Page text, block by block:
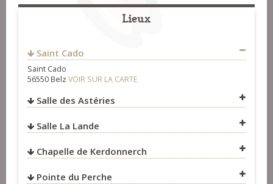
http://vannesfreechapter.org/
Fest-Noz et Fest-Deiz
Lieux
Saint Cado
Saint Cado
56550 Belz VOIR SUR LA CARTE
Salle des Astéries
VOIR SUR LA CARTE
Salle La Lande
VOIR SUR LA CARTE
Chapelle de Kerdonnerch
VOIR SUR LA CARTE
Pointe du Perche